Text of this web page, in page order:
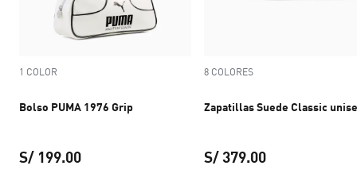
1 COLOR
Bolso PUMA 1976 Grip
S/ 199.00
8 COLORES
Zapatillas Suede Classic
S/ 379.00